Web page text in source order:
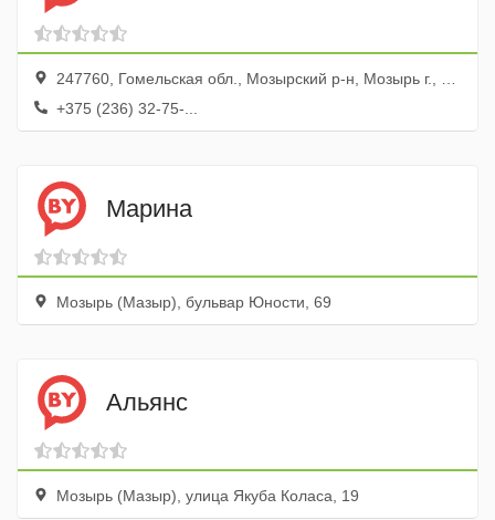
247760, Гомельская обл., Мозырский р-н, Мозырь г., ул. Интернациональная, 53
+375 (236) 32-75-...
Марина
Мозырь (Мазыр), бульвар Юности, 69
Альянс
Мозырь (Мазыр), улица Якуба Коласа, 19